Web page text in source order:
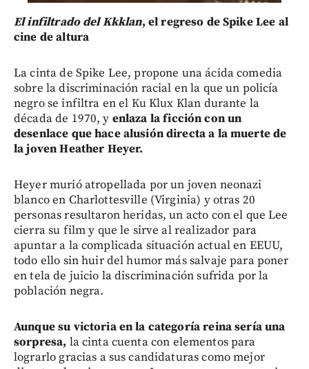
El infiltrado del Kkklan, el regreso de Spike Lee al
cine de altura
La cinta de Spike Lee, propone una ácida comedia
sobre la discriminación racial en la que un policía
negro se infiltra en el Ku Klux Klan durante la
década de 1970, y enlaza la ficción con un
desenlace que hace alusión directa a la muerte de
la joven Heather Heyer.
Heyer murió atropellada por un joven neonazi
blanco en Charlottesville (Virginia) y otras 20
personas resultaron heridas, un acto con el que Lee
cierra su film y que le sirve al realizador para
apuntar a la complicada situación actual en EEUU,
todo ello sin huir del humor más salvaje para poner
en tela de juicio la discriminación sufrida por la
población negra.
Aunque su victoria en la categoría reina sería una
sorpresa, la cinta cuenta con elementos para
lograrlo gracias a sus candidaturas como mejor